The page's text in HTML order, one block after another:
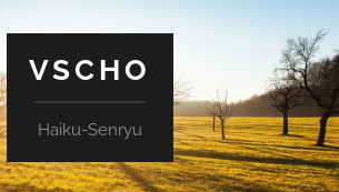
VSCHO
Haiku-Senryu